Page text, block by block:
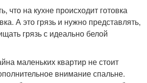
что на кухне происходит готовка
А это грязь и нужно представлять,
грязь с идеально белой
маленьких квартир не стоит
внимание спальне.